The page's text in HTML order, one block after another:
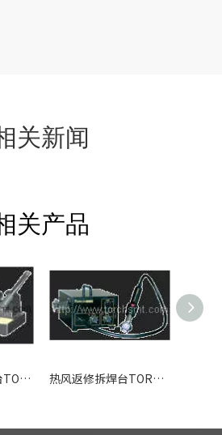
关新闻
关产品
防静电控温电焊台TORCH936 热风返修拆焊台TORCH850